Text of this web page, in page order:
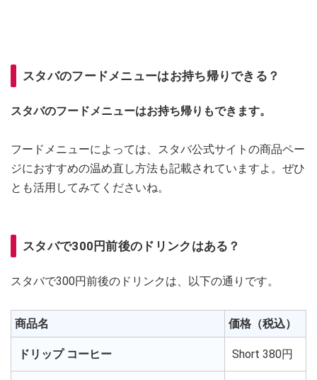
スタバのフードメニューはお持ち帰りできる？
スタバのフードメニューはお持ち帰りもできます。
フードメニューによっては、スタバ公式サイトの商品ペー
ジにおすすめの温め直し方法も記載されていますよ。ぜひ
とも活用してみてくださいね。
スタバで300円前後のドリンクはある？
スタバで300円前後のドリンクは、以下の通りです。
商品名 価格（税込）
ドリップ コーヒー Short 380円